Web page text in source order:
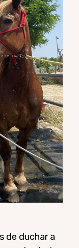
de duchar a